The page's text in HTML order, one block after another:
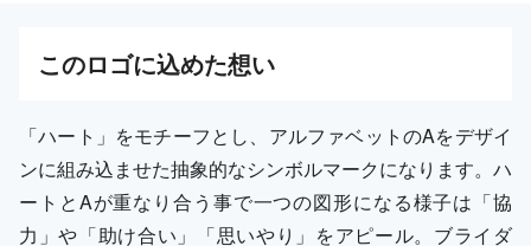
このロゴに込めた想い
「ハート」をモチーフとし、アルファベットのAをデザイ
ンに組み込ませた抽象的なシンボルマークになります。ハ
ートとAが重なり合う事で一つの図形になる様子は「協
力」や「助け合い」「思いやり」をアピール。ブライダ